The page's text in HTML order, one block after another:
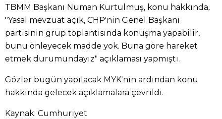
TBMM Başkanı Numan Kurtulmuş, konu hakkında,
"Yasal mevzuat açık, CHP'nin Genel Başkanı
partisinin grup toplantısında konuşma yapabilir,
bunu önleyecek madde yok. Buna göre hareket
etmek durumundayız" açıklaması yapmıştı.
Gözler bugün yapılacak MYK'nin ardından konu
hakkında gelecek açıklamalara çevrildi.
Kaynak: Cumhuriyet